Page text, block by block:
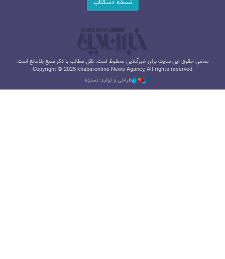
نسخه دسکتاپ
تمامی حقوق این سایت برای خبرآنلاین محفوظ است. نقل مطالب با ذکر منبع بلامانع است.
Copyright © 2025 khabaronline News Agancy, All rights reserved
طراحی و تولید: نستوه